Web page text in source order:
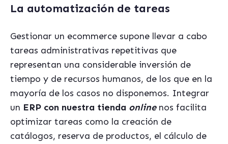
La automatización de tareas
Gestionar un ecommerce supone llevar a cabo
tareas administrativas repetitivas que
representan una considerable inversión de
tiempo y de recursos humanos, de los que en la
mayoría de los casos no disponemos. Integrar
un ERP con nuestra tienda online nos facilita
optimizar tareas como la creación de
catálogos, reserva de productos, el cálculo de